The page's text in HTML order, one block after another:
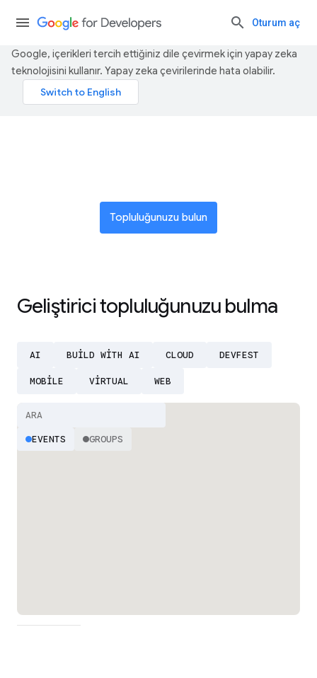
Oturum aç
Google, içerikleri tercih ettiğiniz dile çevirmek için yapay zeka
teknolojisini kullanır. Yapay zeka çevirilerinde hata olabilir.
Topluluğunuzu bulun
Geliştirici topluluğunuzu bulma
AI BUILD WITH AI CLOUD DEVFEST
MOBILE VIRTUAL WEB
EVENTS GROUPS